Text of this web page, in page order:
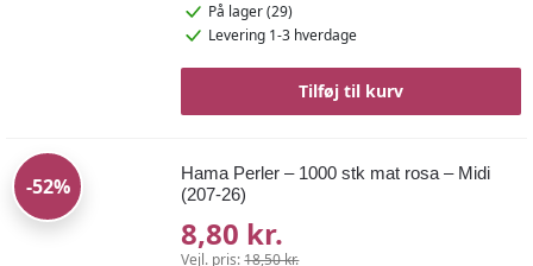
På lager (29)
Levering 1-3 hverdage
Tilføj til kurv
-52%
Hama Perler – 1000 stk mat rosa – Midi
(207-26)
8,80 kr.
Vejl. pris:18,50 kr.